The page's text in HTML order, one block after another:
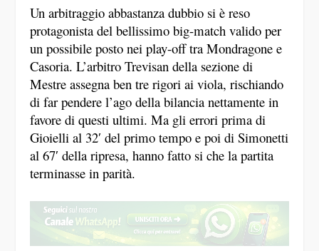
Un arbitraggio abbastanza dubbio si è reso
protagonista del bellissimo big-match valido per
un possibile posto nei play-off tra Mondragone e
Casoria. L’arbitro Trevisan della sezione di
Mestre assegna ben tre rigori ai viola, rischiando
di far pendere l’ago della bilancia nettamente in
favore di questi ultimi. Ma gli errori prima di
Gioielli al 32′ del primo tempo e poi di Simonetti
al 67′ della ripresa, hanno fatto si che la partita
terminasse in parità.